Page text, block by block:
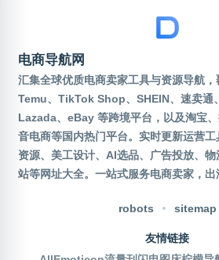
电商导航网
汇集全球优质电商卖家工具与资源导航，
Temu、TikTok Shop、SHEIN、速卖通
Lazada、eBay 等跨境平台，以及淘宝
音电商等国内热门平台。实时更新运营
资源、美工设计、AI选品、广告投放、
站等网址大全。一站式服务电商卖家，出
robots sitemap
友情链接